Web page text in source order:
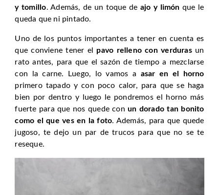
y tomillo. Además, de un toque de ajo y limón que le
queda que ni pintado.
Uno de los puntos importantes a tener en cuenta es
que conviene tener el pavo relleno con verdurasun
rato antes, para que el sazón de tiempo a mezclarse
con la carne. Luego, lo vamos a asar en el horno
primero tapado y con poco calor, para que se haga
bien por dentro y luego le pondremos el horno más
fuerte para que nos quede conun dorado tan bonito
como el que ves en la foto. Además, para que quede
jugoso, te dejo un par de trucos para que no se te
reseque.